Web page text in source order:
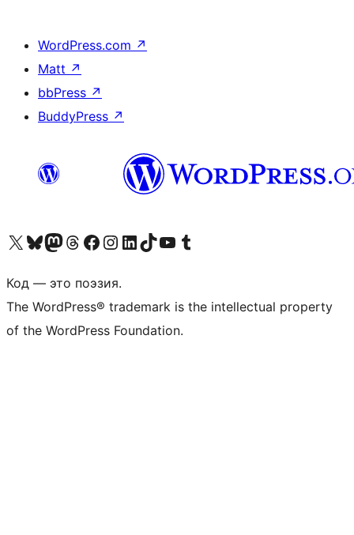
WordPress.com ↗
Matt ↗
bbPress ↗
BuddyPress ↗
Посетите нас в X (ранее Twitter)
Посетите нашу учётную запись в Bluesky
Посетите нашу ленту в Mastodon
Посетите нашу учётную запись в Threads
Посетите нашу страницу на Facebook
Посетите наш Instagram
Посетите нашу страницу в LinkedIn
Посетите нашу учётную запись в TikTok
Посетите наш канал YouTube
Посетите нашу учётную запись в Tumblr
Код — это поэзия.
The WordPress® trademark is the intellectual property
of the WordPress Foundation.